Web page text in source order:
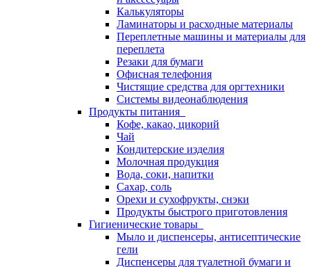
Калькуляторы
Ламинаторы и расходные материалы
Переплетные машины и материалы для
переплета
Резаки для бумаги
Офисная телефония
Чистящие средства для оргтехники
Системы видеонаблюдения
Продукты питания
Кофе, какао, цикорий
Чай
Кондитерские изделия
Молочная продукция
Вода, соки, напитки
Сахар, соль
Орехи и сухофрукты, снэки
Продукты быстрого приготовления
Гигиенические товары
Мыло и диспенсеры, антисептические
гели
Диспенсеры для туалетной бумаги и